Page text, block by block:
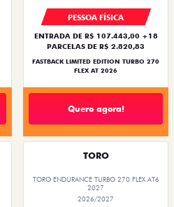
PESSOA FÍSICA
ENTRADA DE R$ 107.443,00 +18
PARCELAS DE R$ 2.820,83
FASTBACK LIMITED EDITION TURBO 270
FLEX AT 2026
Quero agora!
TORO
TORO ENDURANCE TURBO 270 FLEX AT6
2027
2026/2027